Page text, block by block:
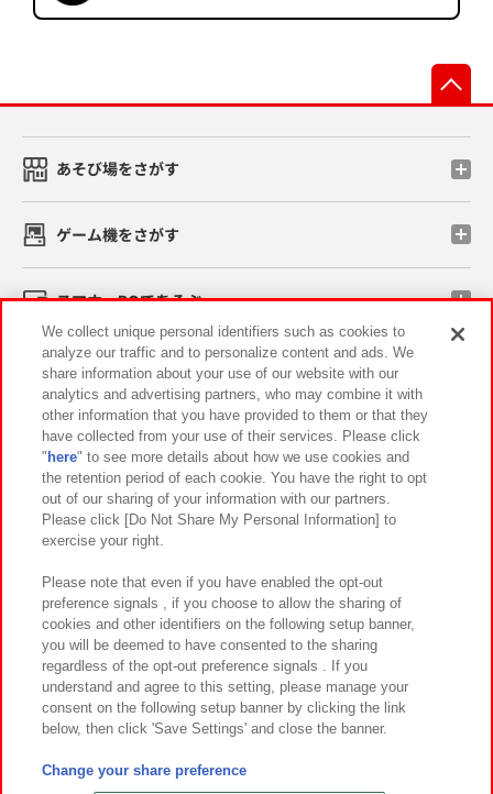
あそび場をさがす
ゲーム機をさがす
スマホ・PCであそぶ
イベント・キャンペーン
関連会社 サステナビリティ サイトポリシー
プライバシーポリシー ウェブアクセシビリティ方針と検証結果
お取引先さまとともに
カスタマーハラスメント対応方針 よくあるご質問・お問い合わせ
©Bandai Namco Amusement Inc.
©Bandai Namco Amusement Lab Inc.
We collect unique personal identifiers such as cookies to
analyze our traffic and to personalize content and ads. We
share information about your use of our website with our
analytics and advertising partners, who may combine it with
other information that you have provided to them or that they
have collected from your use of their services. Please click
" here" to see more details about how we use cookies and
the retention period of each cookie. You have the right to opt
out of our sharing of your information with our partners.
Please click [Do Not Share My Personal Information] to
exercise your right.
Please note that even if you have enabled the opt-out
preference signals , if you choose to allow the sharing of
cookies and other identifiers on the following setup banner,
you will be deemed to have consented to the sharing
regardless of the opt-out preference signals . If you
understand and agree to this setting, please manage your
consent on the following setup banner by clicking the link
below, then click 'Save Settings' and close the banner.
Change your share preference